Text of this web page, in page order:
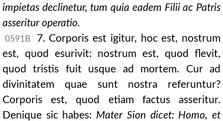
impietas declinetur, tum quia eadem Filii ac Patris
asseritur operatio.
0591B
7. Corporis est igitur, hoc est, nostrum
est, quod esurivit: nostrum est, quod flevit,
quod tristis fuit usque ad mortem. Cur ad
divinitatem quae sunt nostra referuntur?
Corporis est, quod etiam factus asseritur.
Denique sic habes: Mater Sion dicet: Homo, et